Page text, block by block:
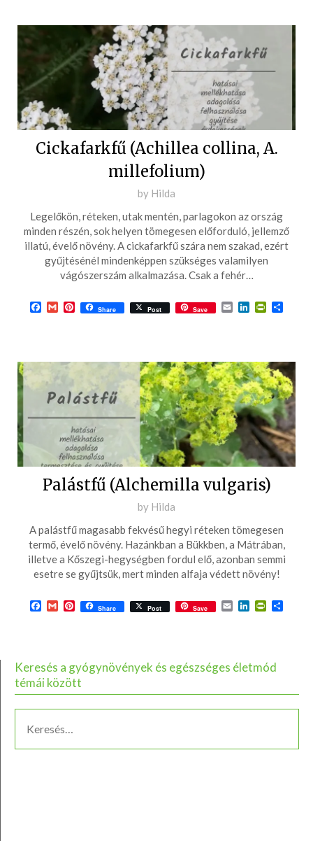
Cickafarkfű (Achillea collina, A.
millefolium)
Posted
on
2016-
05-
24
by Hilda
Legelőkön, réteken, utak mentén, parlagokon az ország
minden részén, sok helyen tömegesen előforduló, jellemző
illatú, évelő növény. A cickafarkfű szára nem szakad, ezért
gyűjtésénél mindenképpen szükséges valamilyen
vágószerszám alkalmazása. Csak a fehér…
Facebook
GmailPinterest
Share Post Save EmailLinkedIn
Palástfű (Alchemilla vulgaris)
Posted
2016-
04-
22
by Hilda
A palástfű magasabb fekvésű hegyi réteken tömegesen
termő, évelő növény. Hazánkban a Bükkben, a Mátrában,
illetve a Kőszegi-hegységben fordul elő, azonban semmi
esetre se gyűjtsük, mert minden alfaja védett növény!
Facebook
GmailPinterest
Share Post Save EmailLinkedIn
Keresés a gyógynövények és egészséges életmód
témái között